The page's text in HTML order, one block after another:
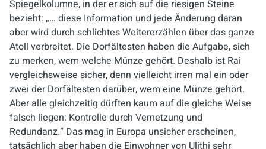
Spiegelkolumne, in der er sich auf die riesigen Steine
bezieht: „… diese Information und jede Änderung daran
aber wird durch schlichtes Weitererzählen über das ganze
Atoll verbreitet. Die Dorfältesten haben die Aufgabe, sich
zu merken, wem welche Münze gehört. Deshalb ist Rai
vergleichsweise sicher, denn vielleicht irren mal ein oder
zwei der Dorfältesten darüber, wem eine Münze gehört.
Aber alle gleichzeitig dürften kaum auf die gleiche Weise
falsch liegen: Kontrolle durch Vernetzung und
Redundanz.“ Das mag in Europa unsicher erscheinen,
tatsächlich aber haben die Einwohner von Ulithi sehr